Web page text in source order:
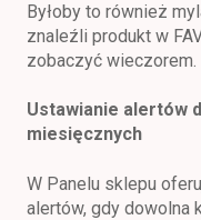
Byłoby to również
znaleźli produkt w
zobaczyć wieczorem.
Ustawianie alertów
miesięcznych
W Panelu sklepu
alertów, gdy dowolna